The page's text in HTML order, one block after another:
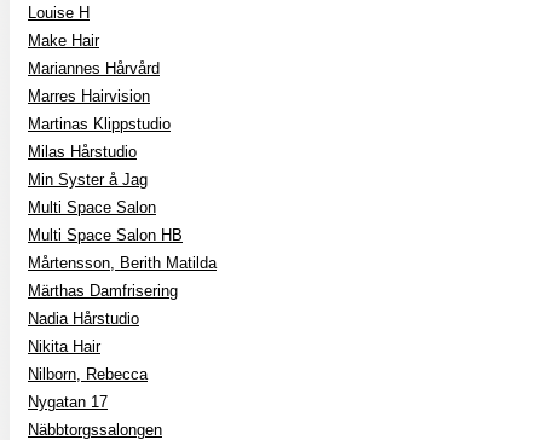
Louise H
Make Hair
Mariannes Hårvård
Marres Hairvision
Martinas Klippstudio
Milas Hårstudio
Min Syster å Jag
Multi Space Salon
Multi Space Salon HB
Mårtensson, Berith Matilda
Märthas Damfrisering
Nadia Hårstudio
Nikita Hair
Nilborn, Rebecca
Nygatan 17
Näbbtorgssalongen